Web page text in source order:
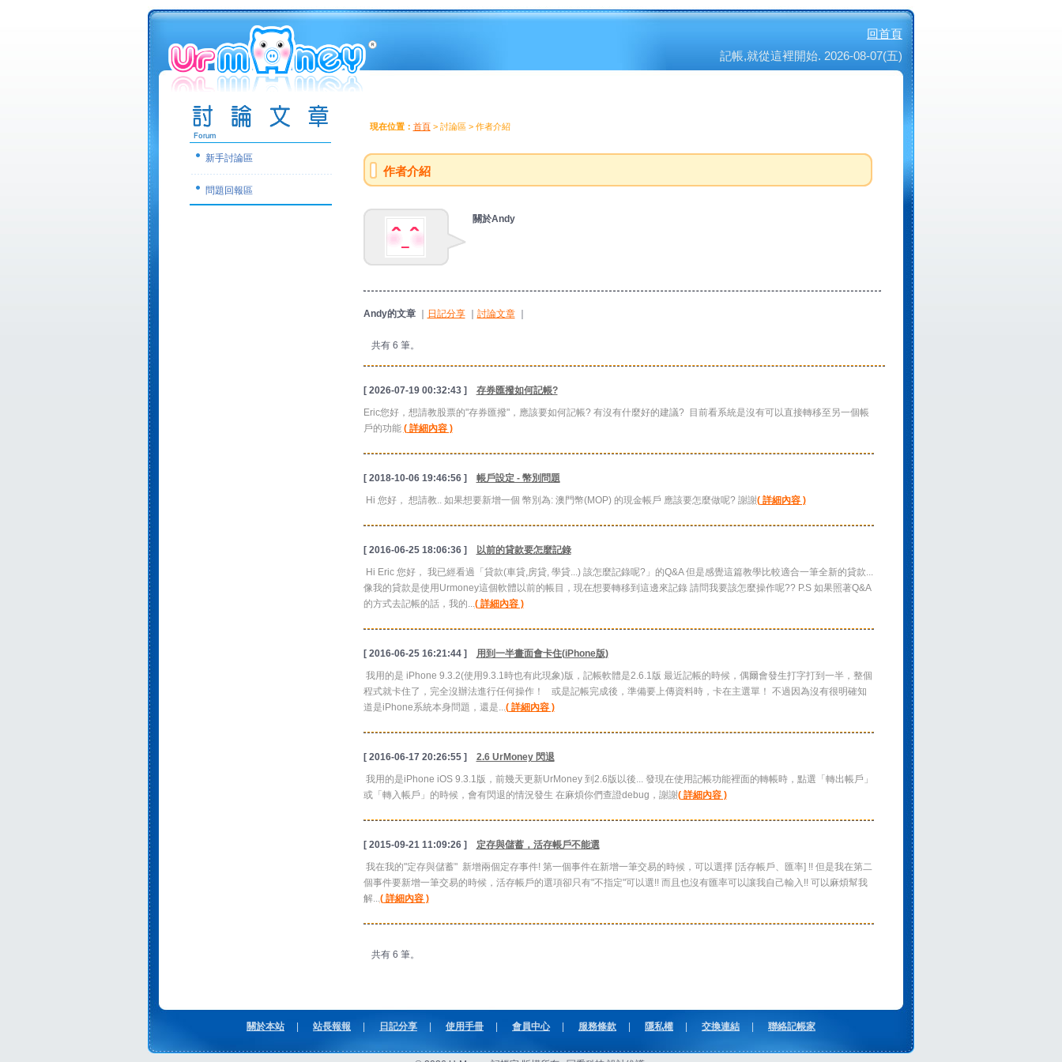
回首頁
記帳,就從這裡開始. 2026-08-07(五)
新手討論區
問題回報區
現在位置： 首頁> 討論區 > 作者介紹
作者介紹
關於Andy
Andy的文章 日記分享｜ 討論文章｜
共有 6 筆。
[ 2026-07-19 00:32:43 ]
存券匯撥如何記帳?
Eric您好，想請教股票的"存券匯撥"，應該要如何記帳? 有沒有什麼好的建議? 目前看系統是沒有可以直接轉移至另一個帳
戶的功能 ( 詳細內容 )
[ 2018-10-06 19:46:56 ]
帳戶設定 - 幣別問題
Hi 您好， 想請教.. 如果想要新增一個 幣別為: 澳門幣(MOP) 的現金帳戶 應該要怎麼做呢? 謝謝( 詳細內容 )
[ 2016-06-25 18:06:36 ]
以前的貸款要怎麼記錄
Hi Eric 您好， 我已經看過「貸款(車貸,房貸, 學貸...) 該怎麼記錄呢?」的Q&A 但是感覺這篇教學比較適合一筆全新的貸款...
像我的貸款是使用Urmoney這個軟體以前的帳目，現在想要轉移到這邊來記錄 請問我要該怎麼操作呢?? P.S 如果照著Q&A
的方式去記帳的話，我的...( 詳細內容 )
[ 2016-06-25 16:21:44 ]
用到一半畫面會卡住(iPhone版)
我用的是 iPhone 9.3.2(使用9.3.1時也有此現象)版，記帳軟體是2.6.1版 最近記帳的時候，偶爾會發生打字打到一半，整個
程式就卡住了，完全沒辦法進行任何操作！ 或是記帳完成後，準備要上傳資料時，卡在主選單！ 不過因為沒有很明確知
道是iPhone系統本身問題，還是...( 詳細內容 )
[ 2016-06-17 20:26:55 ]
2.6 UrMoney 閃退
我用的是iPhone iOS 9.3.1版，前幾天更新UrMoney 到2.6版以後... 發現在使用記帳功能裡面的轉帳時，點選「轉出帳戶」
或「轉入帳戶」的時候，會有閃退的情況發生 在麻煩你們查證debug，謝謝( 詳細內容 )
[ 2015-09-21 11:09:26 ]
定存與儲蓄，活存帳戶不能選
我在我的"定存與儲蓄" 新增兩個定存事件! 第一個事件在新增一筆交易的時候，可以選擇 [活存帳戶、匯率] !! 但是我在第二
個事件要新增一筆交易的時候，活存帳戶的選項卻只有"不指定"可以選!! 而且也沒有匯率可以讓我自己輸入!! 可以麻煩幫我
解...( 詳細內容 )
共有 6 筆。
關於本站 站長報報 日記分享 使用手冊 會員中心 服務條款 隱私權 交換連結 聯絡記帳家